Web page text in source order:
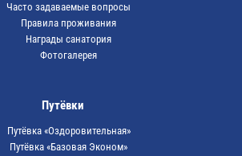
Часто задаваемые вопросы
Правила проживания
Награды санатория
Фотогалерея
Путёвки
Путёвка «Оздоровительная»
Путёвка «Базовая Эконом»